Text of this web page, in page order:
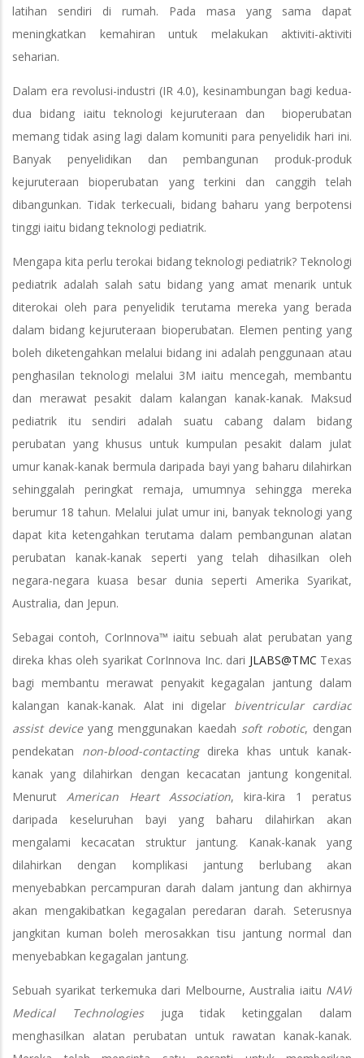
latihan sendiri di rumah. Pada masa yang sama dapat
meningkatkan kemahiran untuk melakukan aktiviti-aktiviti
seharian.
Dalam era revolusi-industri (IR 4.0), kesinambungan bagi kedua-
dua bidang iaitu teknologi kejuruteraan dan bioperubatan
memang tidak asing lagi dalam komuniti para penyelidik hari ini.
Banyak penyelidikan dan pembangunan produk-produk
kejuruteraan bioperubatan yang terkini dan canggih telah
dibangunkan. Tidak terkecuali, bidang baharu yang berpotensi
tinggi iaitu bidang teknologi pediatrik.
Mengapa kita perlu terokai bidang teknologi pediatrik? Teknologi
pediatrik adalah salah satu bidang yang amat menarik untuk
diterokai oleh para penyelidik terutama mereka yang berada
dalam bidang kejuruteraan bioperubatan. Elemen penting yang
boleh diketengahkan melalui bidang ini adalah penggunaan atau
penghasilan teknologi melalui 3M iaitu mencegah, membantu
dan merawat pesakit dalam kalangan kanak-kanak. Maksud
pediatrik itu sendiri adalah suatu cabang dalam bidang
perubatan yang khusus untuk kumpulan pesakit dalam julat
umur kanak-kanak bermula daripada bayi yang baharu dilahirkan
sehinggalah peringkat remaja, umumnya sehingga mereka
berumur 18 tahun. Melalui julat umur ini, banyak teknologi yang
dapat kita ketengahkan terutama dalam pembangunan alatan
perubatan kanak-kanak seperti yang telah dihasilkan oleh
negara-negara kuasa besar dunia seperti Amerika Syarikat,
Australia, dan Jepun.
Sebagai contoh, CorInnova™ iaitu sebuah alat perubatan yang
direka khas oleh syarikat CorInnova Inc. dari JLABS@TMC Texas
bagi membantu merawat penyakit kegagalan jantung dalam
kalangan kanak-kanak. Alat ini digelar biventricular cardiac
assist deviceyang menggunakan kaedah soft robotic, dengan
pendekatan non-blood-contacting direka khas untuk kanak-
kanak yang dilahirkan dengan kecacatan jantung kongenital.
Menurut American Heart Association, kira-kira 1 peratus
daripada keseluruhan bayi yang baharu dilahirkan akan
mengalami kecacatan struktur jantung. Kanak-kanak yang
dilahirkan dengan komplikasi jantung berlubang akan
menyebabkan percampuran darah dalam jantung dan akhirnya
akan mengakibatkan kegagalan peredaran darah. Seterusnya
jangkitan kuman boleh merosakkan tisu jantung normal dan
menyebabkan kegagalan jantung.
Sebuah syarikat terkemuka dari Melbourne, Australia iaitu NAVi
Medical Technologiesjuga tidak ketinggalan dalam
menghasilkan alatan perubatan untuk rawatan kanak-kanak.